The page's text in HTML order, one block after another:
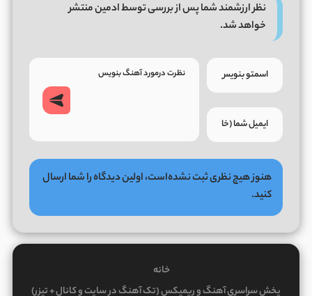
نظر ارزشمند شما پس از بررسی توسط ادمین منتشر
خواهد شد.
هنوز هیچ نظری ثبت نشده‌است، اولین دیدگاه را شما ارسال
کنید.
خانه
پخش سراسری آهنگ و ریمیکس (تک آهنگ در سایت و کانال + تیزر)